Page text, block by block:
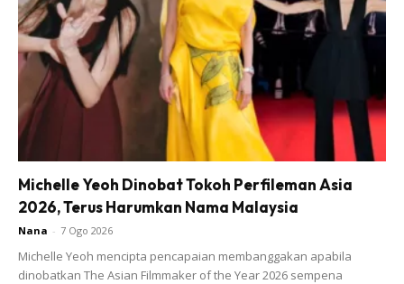
Ads
Michelle Yeoh Dinobat Tokoh Perfileman Asia
2026, Terus Harumkan Nama Malaysia
Nana - 7 Ogo 2026
Michelle Yeoh mencipta pencapaian membanggakan apabila
dinobatkan The Asian Filmmaker of the Year 2026 sempena